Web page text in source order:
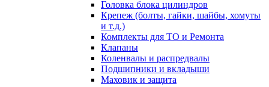
Головка блока цилиндров
Крепеж (болты, гайки, шайбы, хомуты
и т.д.)
Комплекты для ТО и Ремонта
Клапаны
Коленвалы и распредвалы
Подшипники и вкладыши
Маховик и защита